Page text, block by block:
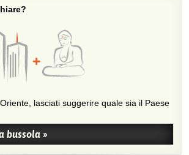
lasciati suggerire quale sia il Paese
bussola »